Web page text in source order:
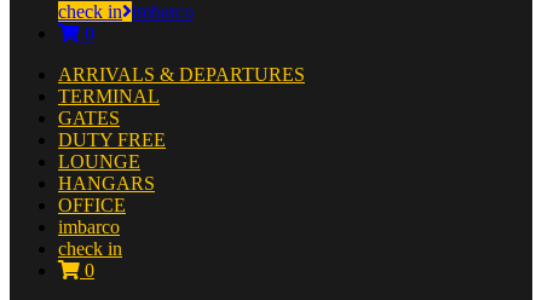
check in imbarco
0
ARRIVALS & DEPARTURES
TERMINAL
GATES
DUTY FREE
LOUNGE
HANGARS
OFFICE
imbarco
check in
0